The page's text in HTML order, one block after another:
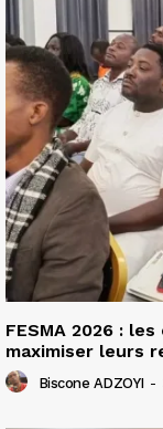
FESMA 2026 :
maximiser leurs
Biscone ADZOYI -